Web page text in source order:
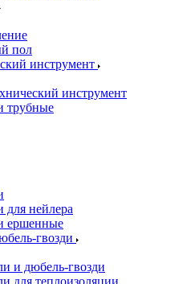
пол
инструмент
инструмент
трубные
для нейлера
ершенные
гвозди
и дюбель-гвозди
для теплоизоляции